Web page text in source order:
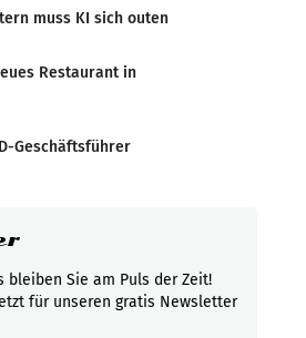
muss KI sich outen
Restaurant in
Geschäftsführer
bleiben Sie am Puls der Zeit!
für unseren gratis Newsletter